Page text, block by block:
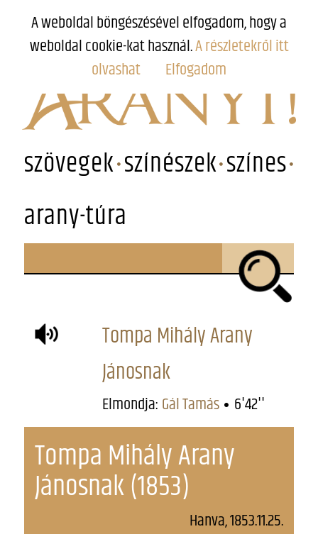
szövegek színészek színes
arany-túra
Tompa Mihály Arany
Jánosnak
Elmondja: Gál Tamás 6'42''
Tompa Mihály Arany
Jánosnak (1853)
Hanva, 1853.11.25.
A weboldal böngészésével elfogadom, hogy a
weboldal cookie-kat használ.A részletekről itt
olvashat
Elfogadom